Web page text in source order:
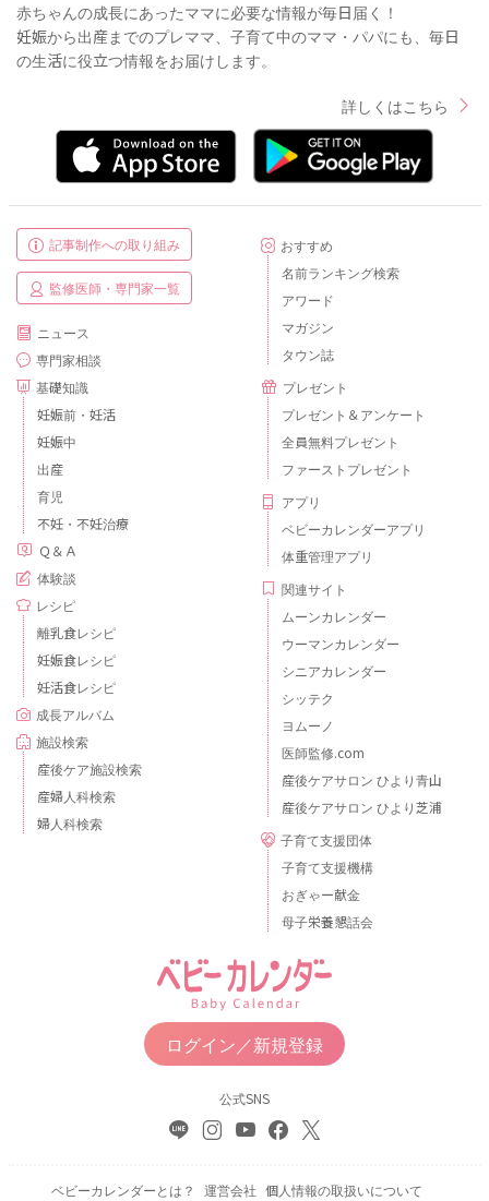
赤ちゃんの成長にあったママに必要な情報が毎日届く！
妊娠から出産までのプレママ、子育て中のママ・パパにも、毎日
の生活に役立つ情報をお届けします。
詳しくはこちら
記事制作への取り組み
監修医師・専門家一覧
ニュース
専門家相談
基礎知識
妊娠前・妊活
妊娠中
出産
育児
不妊・不妊治療
Ｑ＆Ａ
体験談
レシピ
離乳食レシピ
妊娠食レシピ
妊活食レシピ
成長アルバム
施設検索
産後ケア施設検索
産婦人科検索
婦人科検索
おすすめ
名前ランキング検索
アワード
マガジン
タウン誌
プレゼント
プレゼント＆アンケート
全員無料プレゼント
ファーストプレゼント
アプリ
ベビーカレンダーアプリ
体重管理アプリ
関連サイト
ムーンカレンダー
ウーマンカレンダー
シニアカレンダー
シッテク
ヨムーノ
医師監修.com
産後ケアサロン ひより青山
産後ケアサロン ひより芝浦
子育て支援団体
子育て支援機構
おぎゃー献金
母子栄養懇話会
ログイン／新規登録
公式SNS
ベビーカレンダーとは？ 運営会社 個人情報の取扱いについて